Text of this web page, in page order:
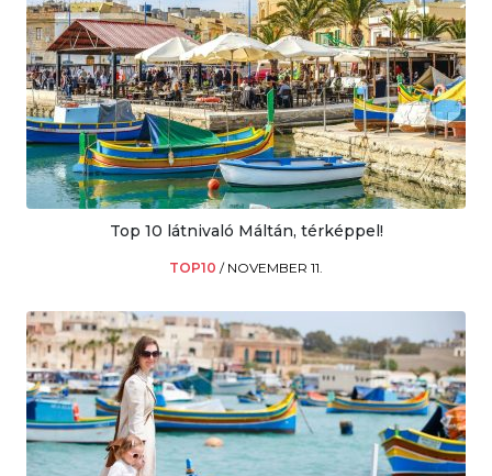
Top 10 látnivaló Máltán, térképpel!
TOP10 / NOVEMBER 11.